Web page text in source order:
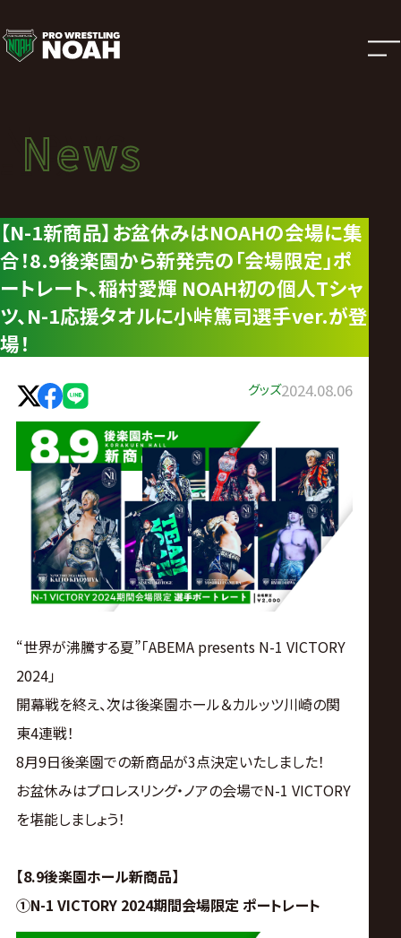
ニ
ュ
ー
ス
|
プ
ロ
レ
ス
リ
グ・
ア
公
式
サ
イ
ト
News
ニュース
News
【N-1新商品】お盆休みはNOAHの会場に集
合！8.9後楽園から新発売の「会場限定」ポ
ートレート、稲村愛輝 NOAH初の個人Tシャ
ツ、N-1応援タオルに小峠篤司選手ver.が登
場！
グッズ2024.08.06
“世界が沸騰する夏”「ABEMA presents N-1 VICTORY
2024」
開幕戦を終え、次は後楽園ホール＆カルッツ川崎の関
東4連戦！
8月9日後楽園での新商品が3点決定いたしました！
お盆休みはプロレスリング・ノアの会場でN-1 VICTORY
を堪能しましょう！
【8.9後楽園ホール新商品】
①N-1 VICTORY 2024期間会場限定 ポートレート